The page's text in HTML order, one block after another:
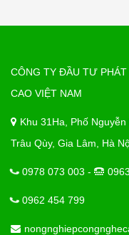
CÔNG TY ĐẦU TƯ
CAO VIỆT NAM
Khu 31Ha, Phố
Trâu Qùy, Gia Lâm, Hà
0978 073 003 -
0962 454 799